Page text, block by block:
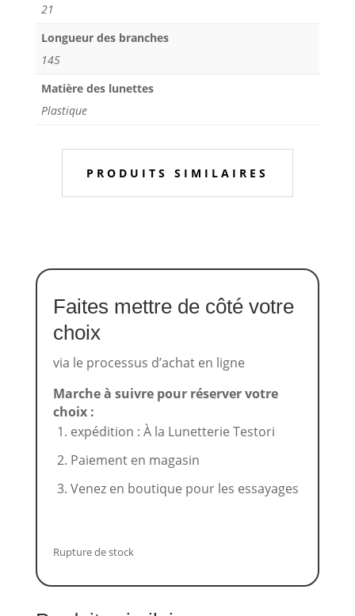
21
Longueur des branches
145
Matière des lunettes
Plastique
PRODUITS SIMILAIRES
Faites mettre de côté votre
choix
via le processus d’achat en ligne
Marche à suivre pour réserver votre
choix :
expédition : À la Lunetterie Testori
Paiement en magasin
Venez en boutique pour les essayages
Rupture de stock